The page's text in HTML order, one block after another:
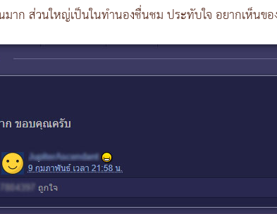
าก ส่วนใหญ่เป็นในทำนองชื่นชม ประทับใจ อยากเห็นข